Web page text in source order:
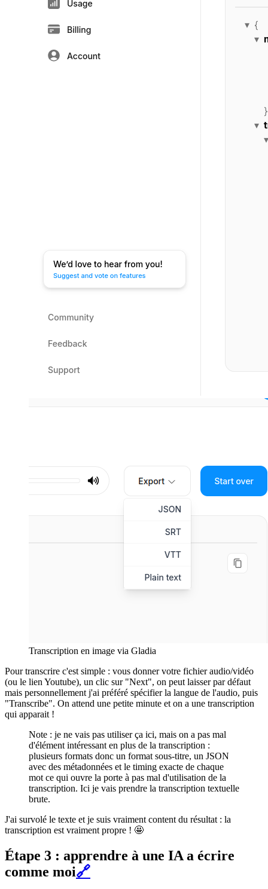
Transcription en image via Gladia
Pour transcrire c'est simple : vous donner votre fichier audio/vidéo
(ou le lien Youtube), un clic sur "Next", on peut laisser par défaut
mais personnellement j'ai préféré spécifier la langue de l'audio, puis
"Transcribe". On attend une petite minute et on a une transcription
qui apparait !
Note : je ne vais pas utiliser ça ici, mais on a pas mal
d'élément intéressant en plus de la transcription :
plusieurs formats donc un format sous-titre, un JSON
avec des métadonnées et le timing exacte de chaque
mot ce qui ouvre la porte à pas mal d'utilisation de la
transcription. Ici je vais prendre la transcription textuelle
brute.
J'ai survolé le texte et je suis vraiment content du résultat : la
transcription est vraiment propre ! 🤩
Étape 3 : apprendre à une IA a écrire
comme moi🔗